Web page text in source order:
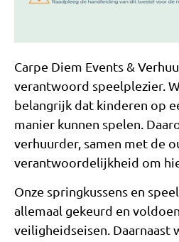
Carpe Diem Events &
verantwoord speelplezier.
belangrijk dat kinderen op
manier kunnen spelen.
verhuurder, samen met de
verantwoordelijkheid om
Onze springkussens en
allemaal gekeurd en
veiligheidseisen. Daarnaast